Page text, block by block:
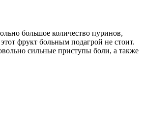
большое количество пуринов,
фрукт больным подагрой не стоит.
сильные приступы боли, а также